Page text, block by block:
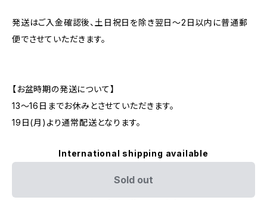
発送はご入金確認後、土日祝日を除き翌日～2日以内に普通郵
便でさせていただきます。
【お盆時期の発送について】
13～16日までお休みとさせていただきます。
19日(月)より通常配送となります。
International shipping available
Sold out